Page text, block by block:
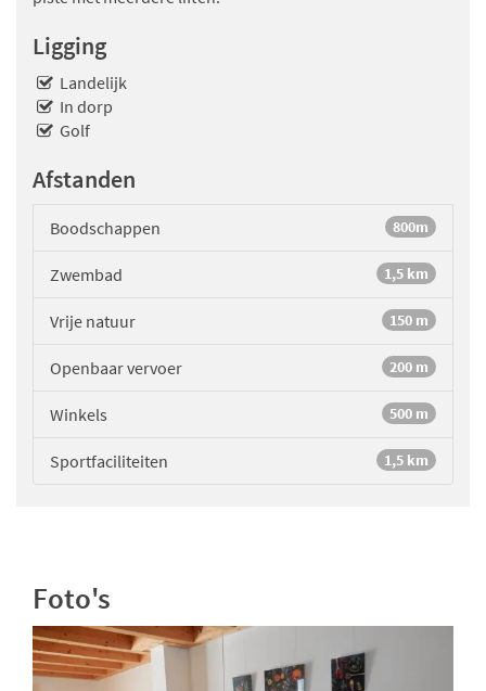
Ligging
Landelijk
In dorp
Golf
Afstanden
Boodschappen 800m
Zwembad 1,5 km
Vrije natuur 150 m
Openbaar vervoer 200 m
Winkels 500 m
Sportfaciliteiten 1,5 km
Foto's